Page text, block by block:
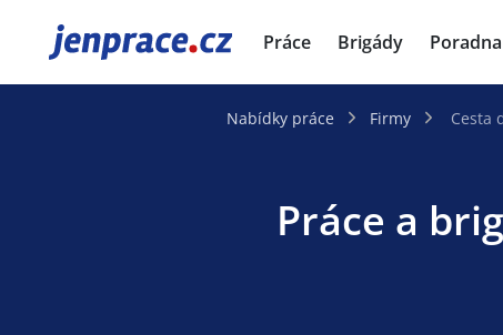
JenPráce.cz Práce Brigády Poradna
Nabídky práce Firmy Cesta
Práce a